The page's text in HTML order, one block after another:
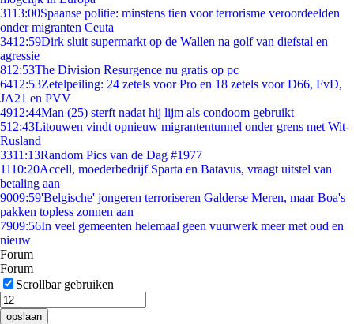
3113:00Spaanse politie: minstens tien voor terrorisme veroordeelden
onder migranten Ceuta
3412:59Dirk sluit supermarkt op de Wallen na golf van diefstal en
agressie
812:53The Division Resurgence nu gratis op pc
6412:53Zetelpeiling: 24 zetels voor Pro en 18 zetels voor D66, FvD,
JA21 en PVV
4912:44Man (25) sterft nadat hij lijm als condoom gebruikt
512:43Litouwen vindt opnieuw migrantentunnel onder grens met Wit-
Rusland
3311:13Random Pics van de Dag #1977
1110:20Accell, moederbedrijf Sparta en Batavus, vraagt uitstel van
betaling aan
9009:59'Belgische' jongeren terroriseren Galderse Meren, maar Boa's
pakken topless zonnen aan
7909:56In veel gemeenten helemaal geen vuurwerk meer met oud en
nieuw
Forum
Forum
Scrollbar gebruiken
opslaan